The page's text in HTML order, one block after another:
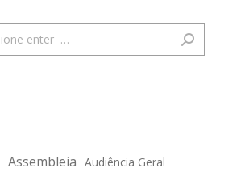
Assembleia Audiência Geral